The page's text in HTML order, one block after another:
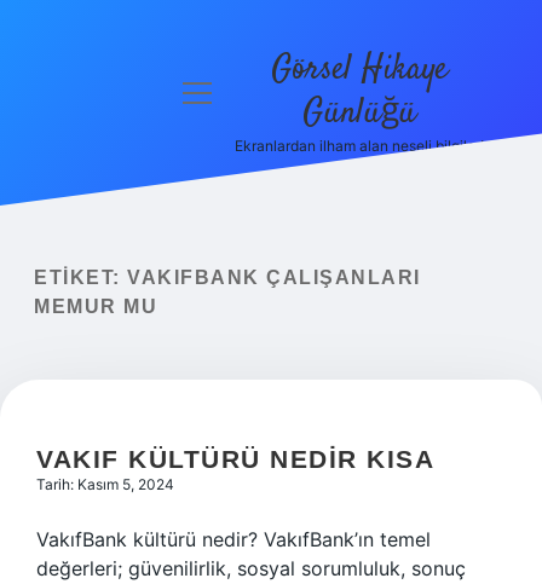
Yasal Uyarı
menüyü
Görsel Hikaye
Günlüğü
Ekranlardan ilham alan neşeli bilgiler!
ETIKET: VAKIFBANK ÇALIŞANLARI
MEMUR MU
VAKIF KÜLTÜRÜ NEDIR KISA
Tarih: Kasım 5, 2024
VakıfBank kültürü nedir? VakıfBank’ın temel
değerleri; güvenilirlik, sosyal sorumluluk, sonuç